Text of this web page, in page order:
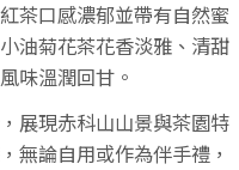
茶口感濃郁並帶有自然蜜
油菊花茶花香淡雅、清甜
味溫潤回甘。
展現赤科山山景與茶園特
無論自用或作為伴手禮，